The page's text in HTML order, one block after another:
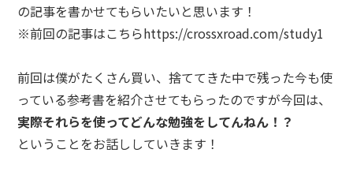
の記事を書かせてもらいたいと思います！
※前回の記事はこちらhttps://crossxroad.com/study1
前回は僕がたくさん買い、捨ててきた中で残った今も使
っている参考書を紹介させてもらったのですが今回は、
実際それらを使ってどんな勉強をしてんねん！？
ということをお話ししていきます！